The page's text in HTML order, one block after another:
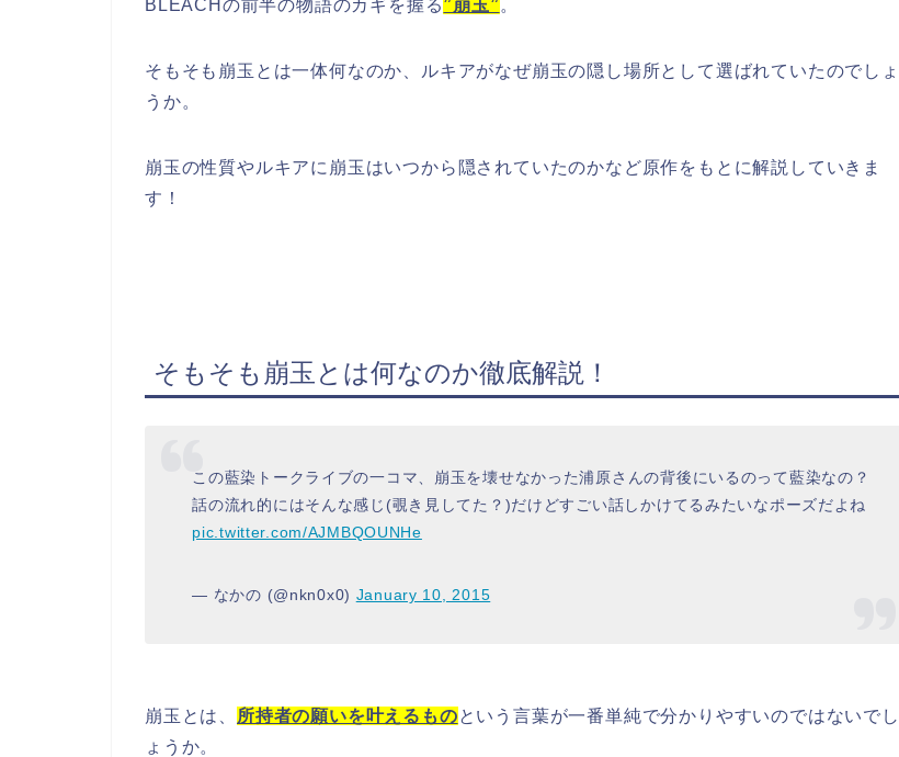
BLEACHの前半の物語のカギを握る”崩玉” 。
そもそも崩玉とは一体何なのか、ルキアがなぜ崩玉の隠し場所として選ばれていたのでしょ
うか。
崩玉の性質やルキアに崩玉はいつから隠されていたのかなど原作をもとに解説していきま
す！
そもそも崩玉とは何なのか徹底解説！
この藍染トークライブの一コマ、崩玉を壊せなかった浦原さんの背後にいるのって藍染なの？
話の流れ的にはそんな感じ(覗き見してた？)だけどすごい話しかけてるみたいなポーズだよね
pic.twitter.com/AJMBQOUNHe
— なかの (@nkn0x0) January 10, 2015
崩玉とは、 所持者の願いを叶えるものという言葉が一番単純で分かりやすいのではないでし
ょうか。